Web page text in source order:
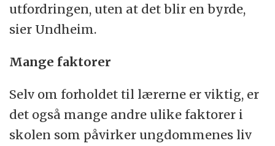
utfordringen, uten at det blir en byrde,
sier Undheim.
Mange faktorer
Selv om forholdet til lærerne er viktig, er
det også mange andre ulike faktorer i
skolen som påvirker ungdommenes liv